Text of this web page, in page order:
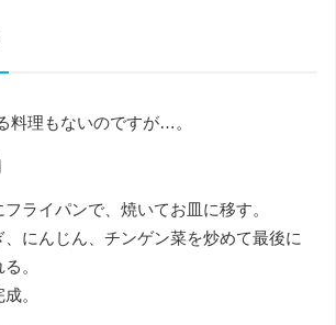
料理もないのですが…。
ライパンで、焼いてお皿に移す。
、にんじん、チンゲン菜を炒めて最後に
。
。